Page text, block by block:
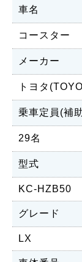
車名
コースター
メーカー
トヨタ
乗車定員(補
29名
型式
KC-HZB50
グレード
LX